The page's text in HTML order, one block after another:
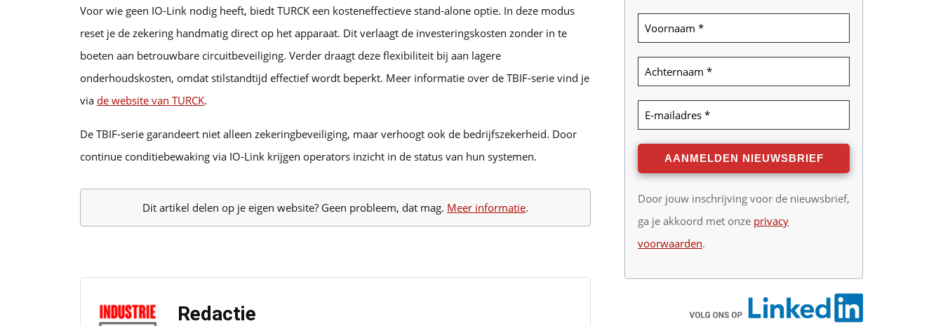
Voor wie geen IO-Link nodig heeft, biedt TURCK een kosteneffectieve stand-alone optie. In deze modus
reset je de zekering handmatig direct op het apparaat. Dit verlaagt de investeringskosten zonder in te
boeten aan betrouwbare circuitbeveiliging. Verder draagt deze flexibiliteit bij aan lagere
onderhoudskosten, omdat stilstandtijd effectief wordt beperkt. Meer informatie over de TBIF-serie vind je
via de website van TURCK.
De TBIF-serie garandeert niet alleen zekeringbeveiliging, maar verhoogt ook de bedrijfszekerheid. Door
continue conditiebewaking via IO-Link krijgen operators inzicht in de status van hun systemen.
Dit artikel delen op je eigen website? Geen probleem, dat mag. Meer informatie.
Redactie
Door jouw inschrijving voor de nieuwsbrief,
ga je akkoord met onze privacy
voorwaarden.